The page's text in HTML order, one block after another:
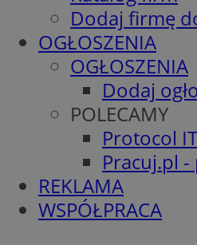
Dodaj firmę
OGŁOSZENIA
OGŁOSZENIA
Dodaj
POLECAMY
Protocol IT
Pracuj.pl -
REKLAMA
WSPÓŁPRACA